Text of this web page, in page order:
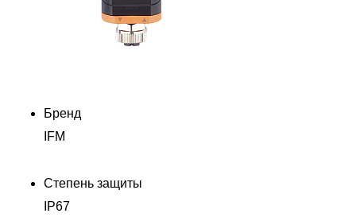
Бренд
IFM
Степень защиты
IP67